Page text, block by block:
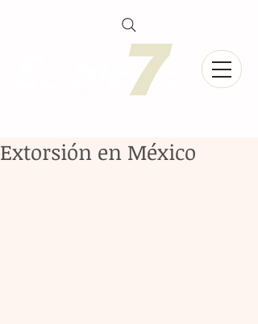
Extorsión en México